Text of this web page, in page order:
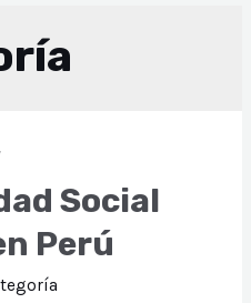
Social
Perú